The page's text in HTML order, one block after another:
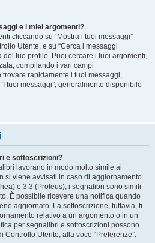
e i miei argomenti?
cliccando su “Mostra i tuoi messaggi”
Utente, e su “Cerca i messaggi
del tuo profilo. Puoi cercare i tuoi argomenti,
compilando i vari campi
rapidamente i tuoi messaggi,
tuoi messaggi”, generalmente disponibile
e sottoscrizioni?
lavorano in modo molto simile ai
si viene avvisati in caso di aggiornamento.
e 3.3 (Proteus), i segnalibri sono simili
È possibile ricevere una notifica quando
aggiornato. La sottoscrizione, tuttavia, ti
relativo a un argomento o in un
per segnalibri e sottoscrizioni possono
Utente, alla voce “Preferenze”.